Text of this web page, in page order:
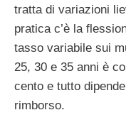
tratta di variazioni
pratica c’è la
tasso variabile sui
25, 30 e 35 anni è
cento e tutto
rimborso.